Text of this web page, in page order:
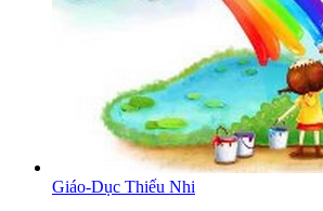
Giáo-Dục Thiếu Nhi